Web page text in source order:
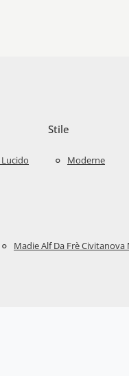
Stile
Moderne
Madie Alf Da Frè Civitanova